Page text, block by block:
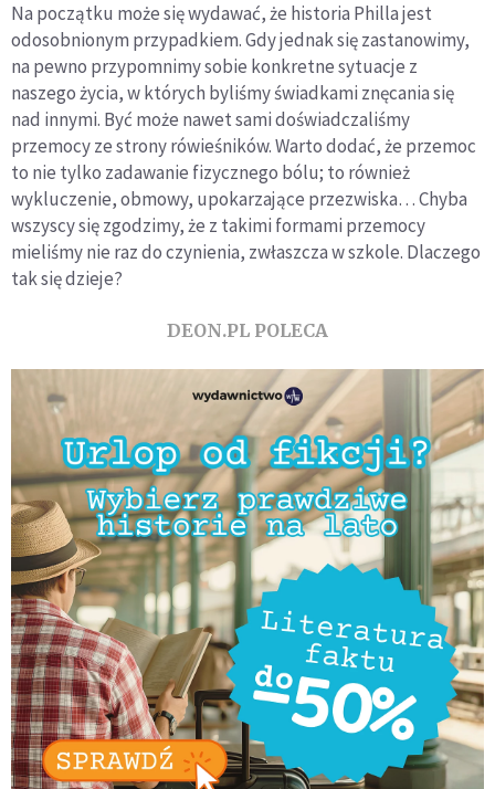
Na początku może się wydawać, że historia Philla jest
odosobnionym przypadkiem. Gdy jednak się zastanowimy,
na pewno przypomnimy sobie konkretne sytuacje z
naszego życia, w których byliśmy świadkami znęcania się
nad innymi. Być może nawet sami doświadczaliśmy
przemocy ze strony rówieśników. Warto dodać, że przemoc
to nie tylko zadawanie fizycznego bólu; to również
wykluczenie, obmowy, upokarzające przezwiska… Chyba
wszyscy się zgodzimy, że z takimi formami przemocy
mieliśmy nie raz do czynienia, zwłaszcza w szkole. Dlaczego
tak się dzieje?
DEON.PL POLECA